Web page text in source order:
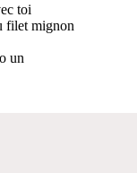
toi
filet mignon
un